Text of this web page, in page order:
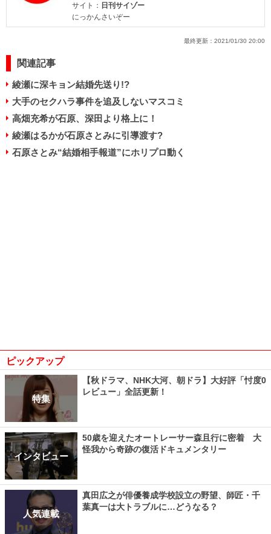
サイト： 日刊サイゾー
にっかんさいぞー
最終更新： 2021/01/30 20:00
関連記事
綾瀬に深キョン結婚先送り!?
大手のセクハラ事件を追及しないマスコミ
高畑充希が石原、深田より格上に！
綾瀬はるかが石原さとみに引導渡す?
石原さとみ“結婚相手報道”にホリプロ動く
ピックアップ
特集
【秋ドラマ、NHK大河、朝ドラ】大好評「忖度0
レビュー」全話更新！
インタビュー
50歳を迎えたオートレーサー森且行に密着 大
怪我から奇跡の復活ドキュメンタリー
人気連載
真田広之が俳優養成学校設立の野望、師匠・千
葉真一は大トラブルに…どうなる？